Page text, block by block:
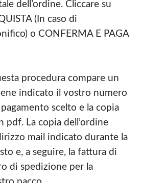
dell’ordine. Cliccare su
(In caso di
o CONFERMA E PAGA
procedura compare un
indicato il vostro numero
scelto e la copia
pdf. La copia dell’ordine
mail indicato durante la
e, a seguire, la fattura di
di spedizione per la